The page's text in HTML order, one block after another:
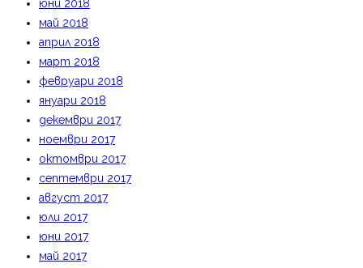
юни 2018
май 2018
април 2018
март 2018
февруари 2018
януари 2018
декември 2017
ноември 2017
октомври 2017
септември 2017
август 2017
юли 2017
юни 2017
май 2017